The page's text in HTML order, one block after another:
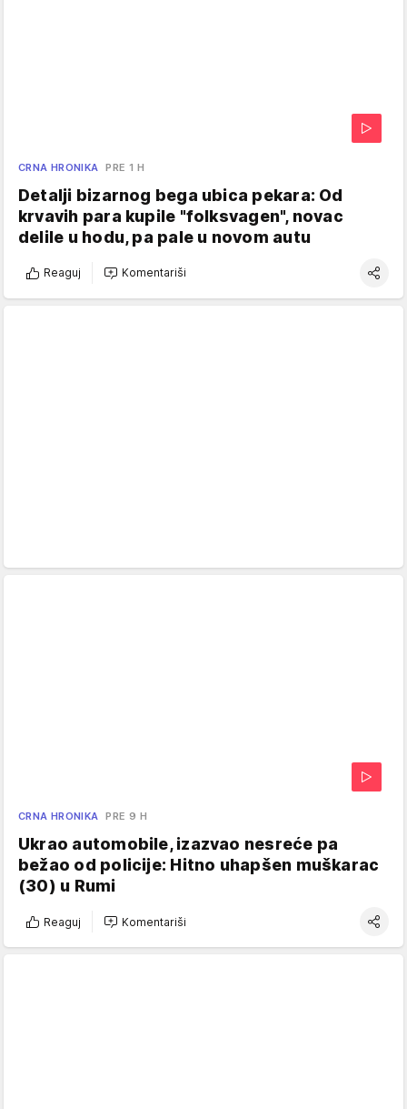
CRNA HRONIKA PRE 1 H
Detalji bizarnog bega ubica pekara: Od
krvavih para kupile "folksvagen", novac
delile u hodu, pa pale u novom autu
Reaguj Komentariši
CRNA HRONIKA PRE 9 H
Ukrao automobile, izazvao nesreće pa
bežao od policije: Hitno uhapšen muškarac
(30) u Rumi
Reaguj Komentariši